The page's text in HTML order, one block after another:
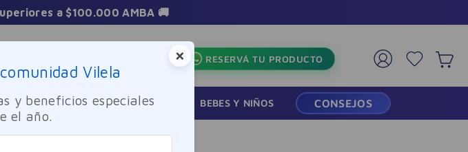
a $100.000 AMBA 🚚
RESERVÁ TU PRODUCTO
PERSONAL BIENESTAR Y FARMACIA BEBES Y NIÑOS CONSEJOS
×
Vilela
y beneficios especiales
el año.